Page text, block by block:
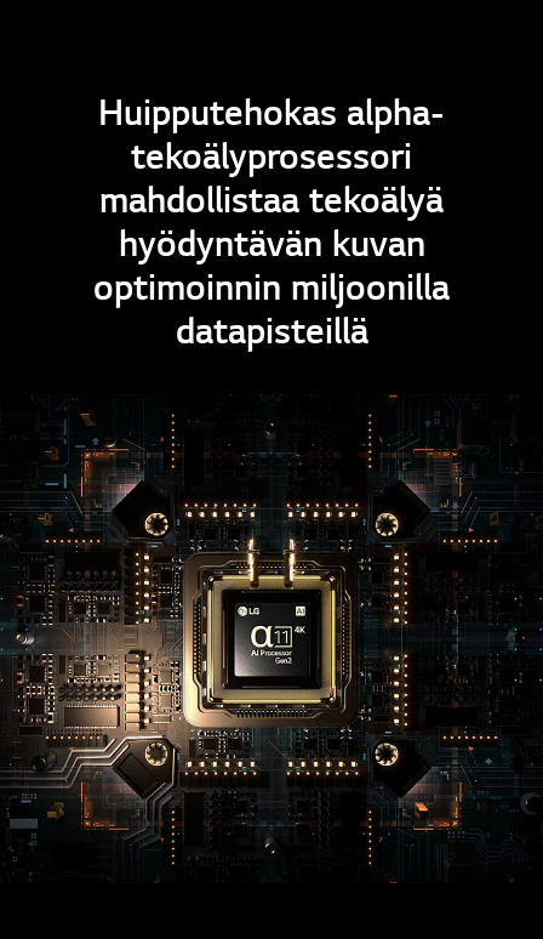
Huipputehokas alpha-
tekoälyprosessori
mahdollistaa tekoälyä
hyödyntävän kuvan
optimoinnin miljoonilla
datapisteillä